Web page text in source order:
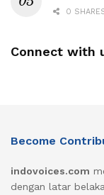
0
Connect with
Become
indovoices.com
dengan latar